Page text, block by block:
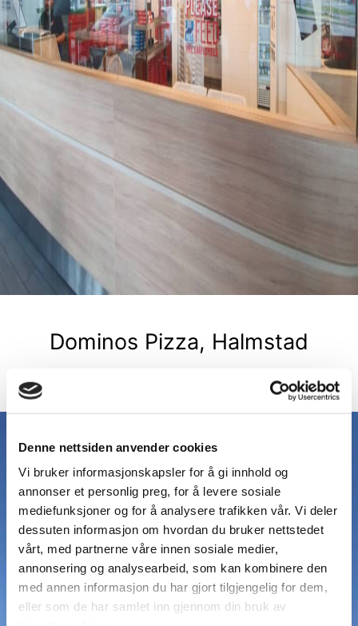
Denne nettsiden anvender cookies
Vi bruker informasjonskapsler for å gi innhold og
annonser et personlig preg, for å levere sosiale
mediefunksjoner og for å analysere trafikken vår. Vi deler
dessuten informasjon om hvordan du bruker nettstedet
vårt, med partnerne våre innen sosiale medier,
annonsering og analysearbeid, som kan kombinere den
med annen informasjon du har gjort tilgjengelig for dem,
eller som de har samlet inn gjennom din bruk av
Dominos Pizza, Halmstad